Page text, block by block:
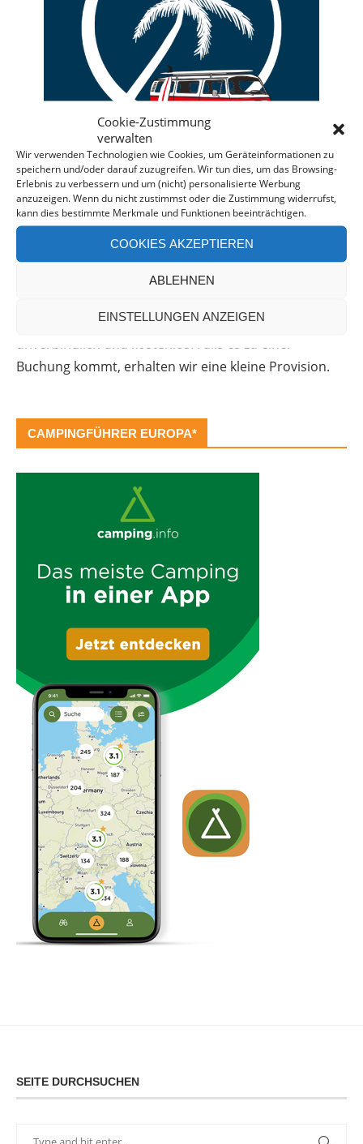
Cookie-Zustimmung
verwalten
Wir verwenden Technologien wie Cookies, um Geräteinformationen zu
speichern und/oder darauf zuzugreifen. Wir tun dies, um das Browsing-
Erlebnis zu verbessern und um (nicht) personalisierte Werbung
anzuzeigen. Wenn du nicht zustimmst oder die Zustimmung widerrufst,
kann dies bestimmte Merkmale und Funktionen beeinträchtigen.
COOKIES AKZEPTIEREN
ABLEHNEN
EINSTELLUNGEN ANZEIGEN
Deine individuelle Beratung bei der Campermiete
in Deutschland und Europa.
Bei einer Anfrage über diesen Banner erhältst Du
Offenlegung: Die Anfrage bei der Camper Oase ist
unverbindlich und kostenlos. Falls es zu einer
Buchung kommt, erhalten wir eine kleine Provision.
CAMPINGFÜHRER EUROPA*
SEITE DURCHSUCHEN